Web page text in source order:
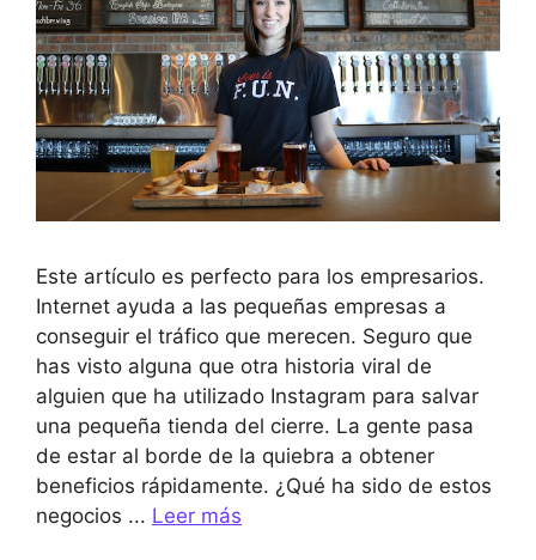
Este artículo es perfecto para los empresarios.
Internet ayuda a las pequeñas empresas a
conseguir el tráfico que merecen. Seguro que
has visto alguna que otra historia viral de
alguien que ha utilizado Instagram para salvar
una pequeña tienda del cierre. La gente pasa
de estar al borde de la quiebra a obtener
beneficios rápidamente. ¿Qué ha sido de estos
negocios ... Leer más